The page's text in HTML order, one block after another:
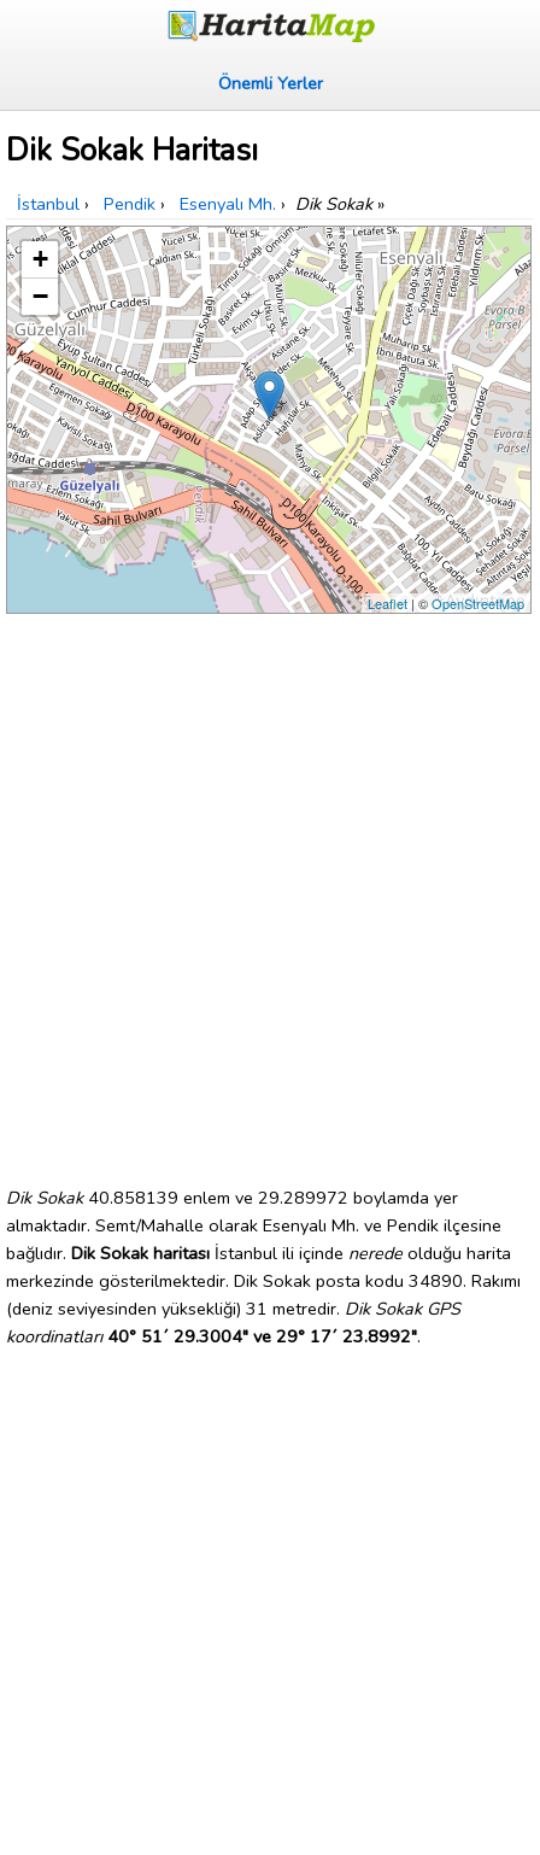
Önemli Yerler
Dik Sokak Haritası
İstanbul › Pendik › Esenyalı Mh. › Dik Sokak»
+
−
Leaflet| ©OpenStreetMap
Dik Sokak40.858139 enlem ve 29.289972 boylamda yer
almaktadır. Semt/Mahalle olarak Esenyalı Mh. ve Pendik ilçesine
bağlıdır. Dik Sokak haritası İstanbul ili içinde nerede olduğu harita
merkezinde gösterilmektedir. Dik Sokak posta kodu 34890. Rakımı
(deniz seviyesinden yüksekliği) 31 metredir. Dik Sokak GPS
koordinatları 40° 51´ 29.3004" ve 29° 17´ 23.8992".